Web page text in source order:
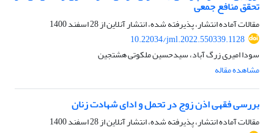
تحقق منافع جمعی
مقالات آماده انتشار، پذیرفته شده، انتشار آنلاین از28 اسفند 1400
10.22034/jml.2022.550339.1128
سودا امیری زرگ آباد، سیدحسین ملکوتی هشتجین
مشاهده مقاله
بررسی فقهی اذن زوج در تحمل و ادای شهادت زنان
مقالات آماده انتشار، پذیرفته شده، انتشار آنلاین از28 اسفند 1400